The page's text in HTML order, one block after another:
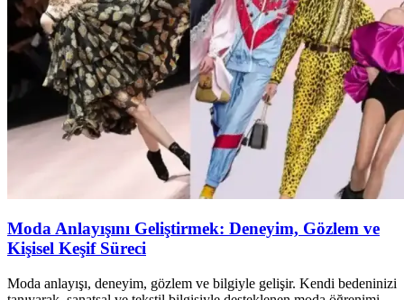
Moda Anlayışını Geliştirmek: Deneyim, Gözlem ve
Kişisel Keşif Süreci
Moda anlayışı, deneyim, gözlem ve bilgiyle gelişir. Kendi bedeninizi